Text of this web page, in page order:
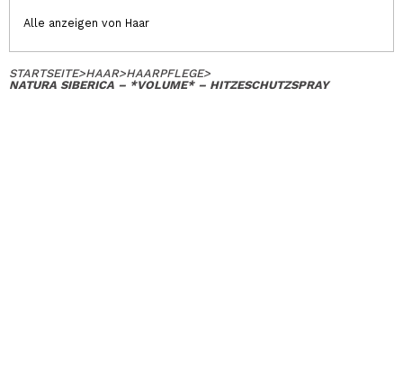
Alle anzeigen von Haar
STARTSEITE>HAAR>HAARPFLEGE>
NATURA SIBERICA – *VOLUME* – HITZESCHUTZSPRAY